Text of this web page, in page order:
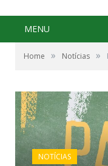
MENU
Home » Notícias »
NOTÍCIAS